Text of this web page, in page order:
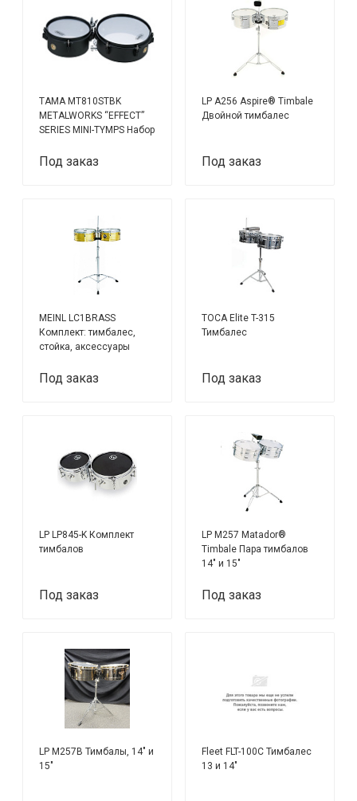
TAMA MT810STBK
METALWORKS “EFFECT”
SERIES MINI-TYMPS Набор
Под заказ
LP A256 Aspire® Timbale
Двойной тимбалес
Под заказ
MEINL LC1BRASS
Комплект: тимбалес,
стойка, аксессуары
Под заказ
TOCA Elite T-315
Тимбалес
Под заказ
LP LP845-K Комплект
тимбалов
Под заказ
LP M257 Matador®
Timbale Пара тимбалов
14" и 15"
Под заказ
LP M257B Тимбалы, 14" и
15"
Fleet FLT-100C Тимбалес
13 и 14"